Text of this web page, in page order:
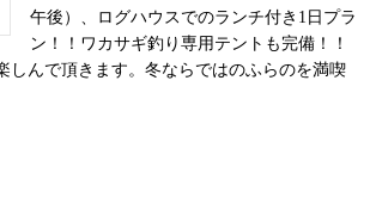
午後）、ログハウスでのランチ付き1日プラ
ン！！ワカサギ釣り専用テントも完備！！
しんで頂きます。冬ならではのふらのを満喫